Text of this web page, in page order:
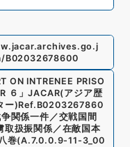
B02032678600
ON INTRENEE PRISO
６ 」JACAR(アジア歴
ー)Ref. B0203267860
関係一件／交戦国間
取扱振関係／在敵国本
巻(A.7.0.0.9-11-3_00